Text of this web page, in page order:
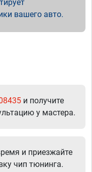
вашего авто.
и получите
у мастера.
и приезжайте
чип тюнинга.